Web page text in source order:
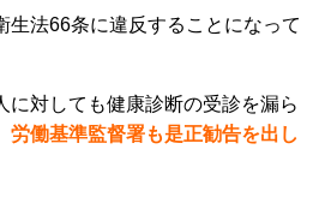
生法66条に違反することになって
に対しても健康診断の受診を漏ら
労働基準監督署も是正勧告を出し